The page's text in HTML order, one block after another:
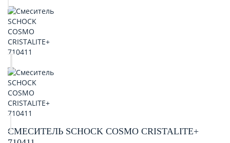
СМЕСИТЕЛЬ SCHOCK COSMO CRISTALITE+